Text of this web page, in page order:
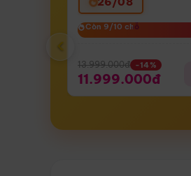
Còn 9/10 chỗ
Còn 9/10 chỗ
13.999.000đ -14%
11.999.000đ
‹